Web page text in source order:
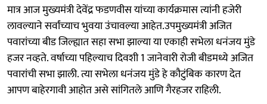
मात्र आज मुख्यमंत्री देवेंद्र फडणवीस यांच्या कार्यक्रमास त्यांनी हजेरी
लावल्याने सर्वांच्याच भुवया उंचावल्या आहेत.उपमुख्यमंत्री अजित
पवारांच्या बीड जिल्ह्यात सहा सभा झाल्या या एकाही सभेला धनंजय मुंडे
हजर नव्हते. वर्षाच्या पहिल्याच दिवशी 1 जानेवारी रोजी बीडमध्ये अजित
पवारांची सभा झाली. त्या सभेला धनंजय मुंडे हे कौटुंबिक कारण देत
आपण बाहेरगावी आहोत असे सांगितले आणि गैरहजर राहिली.